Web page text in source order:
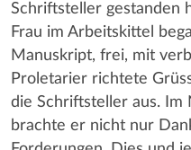
Schriftsteller gestanden
Frau im Arbeitskittel
Manuskript, frei, mit
Proletarier richtete
die Schriftsteller aus. Im
brachte er nicht nur